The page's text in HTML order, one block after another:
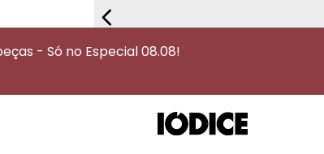
- Só no Especial 08.08!